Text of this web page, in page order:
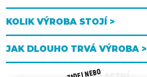
KOLIK VÝROBA STOJÍ >
JAK DLOUHO TRVÁ VÝROBA >